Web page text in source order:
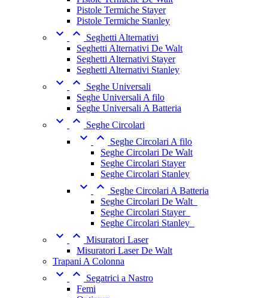
Pistole Termiche Stayer
Pistole Termiche Stanley
 
Seghetti Alternativi
Seghetti Alternativi De Walt
Seghetti Alternativi Stayer
Seghetti Alternativi Stanley
 
Seghe Universali
Seghe Universali A filo
Seghe Universali A Batteria
  Seghe Circolari
 
Seghe Circolari A filo
Seghe Circolari De Walt
Seghe Circolari Stayer
Seghe Circolari Stanley
 
Seghe Circolari A Batteria
Seghe Circolari De Walt_
Seghe Circolari Stayer_
Seghe Circolari Stanley_
  Misuratori Laser
Misuratori Laser De Walt
Trapani A Colonna
 
Segatrici a Nastro
Femi